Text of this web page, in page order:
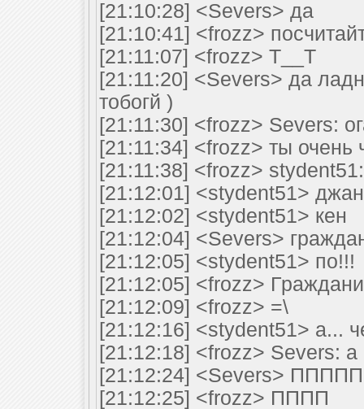
[21:10:28] <Severs> да
[21:10:41] <frozz>
[21:11:07] <frozz> Т__Т
[21:11:20] <Severs> да
тобогй )
[21:11:30] <frozz> Severs:
[21:11:34] <frozz> ты очень
[21:11:38] <frozz>
[21:12:01] <stydent51> джан
[21:12:02] <stydent51> кен
[21:12:04] <Severs>
[21:12:05] <stydent51> по!!!
[21:12:05] <frozz>
[21:12:09] <frozz> =\
[21:12:16] <stydent51> а...
[21:12:18] <frozz> Severs:
[21:12:24] <Severs> ППППП
[21:12:25] <frozz> ПППП